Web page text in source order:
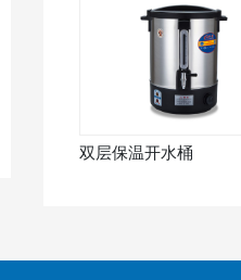
双层保温开水桶